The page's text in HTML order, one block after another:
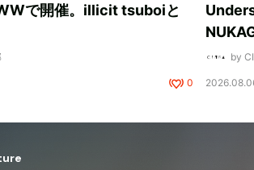
で開催。illicit tsuboiと
0
by